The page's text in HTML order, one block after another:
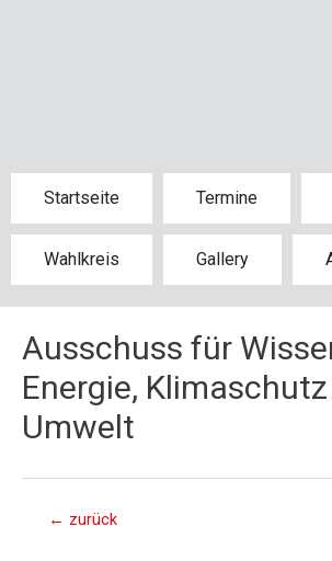
Startseite Termine
Wahlkreis Gallery
Ausschuss für
Energie,
Umwelt
← zurück